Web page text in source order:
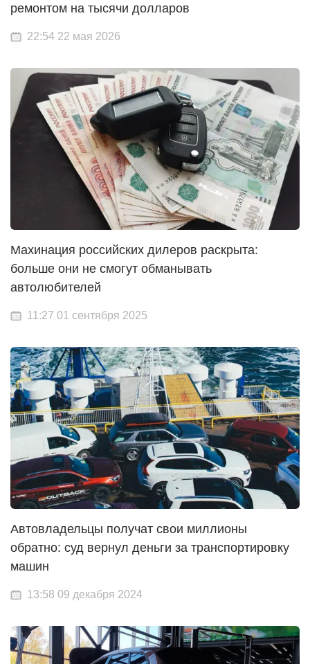
ремонтом на тысячи долларов
22:54 22 мая 2026
Махинация российских дилеров раскрыта:
больше они не смогут обманывать
автолюбителей
11:27 01 сентября 2025
Автовладельцы получат свои миллионы
обратно: суд вернул деньги за транспортировку
машин
13:58 09 декабря 2024